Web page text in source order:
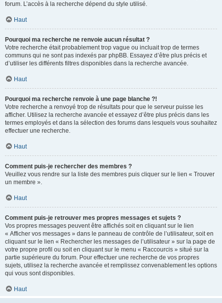
forum. L’accès à la recherche dépend du style utilisé.
Haut
Pourquoi ma recherche ne renvoie aucun résultat ?
Votre recherche était probablement trop vague ou incluait trop de termes
communs qui ne sont pas indexés par phpBB. Essayez d’être plus précis et
d’utiliser les différents filtres disponibles dans la recherche avancée.
Haut
Pourquoi ma recherche renvoie à une page blanche ?!
Votre recherche a renvoyé trop de résultats pour que le serveur puisse les
afficher. Utilisez la recherche avancée et essayez d’être plus précis dans les
termes employés et dans la sélection des forums dans lesquels vous souhaitez
effectuer une recherche.
Haut
Comment puis-je rechercher des membres ?
Veuillez vous rendre sur la liste des membres puis cliquer sur le lien « Trouver
un membre ».
Haut
Comment puis-je retrouver mes propres messages et sujets ?
Vos propres messages peuvent être affichés soit en cliquant sur le lien
« Afficher vos messages » dans le panneau de contrôle de l’utilisateur, soit en
cliquant sur le lien « Rechercher les messages de l’utilisateur » sur la page de
votre propre profil ou soit en cliquant sur le menu « Raccourcis » situé sur la
partie supérieure du forum. Pour effectuer une recherche de vos propres
sujets, utilisez la recherche avancée et remplissez convenablement les options
qui vous sont disponibles.
Haut